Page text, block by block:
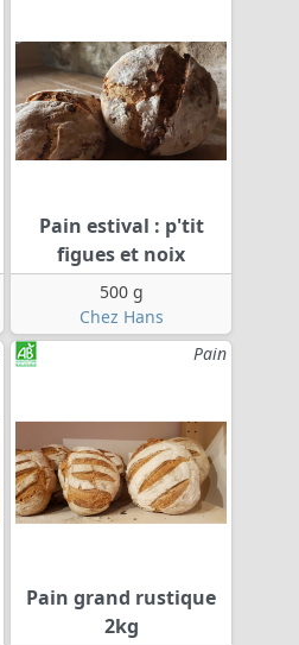
Pain estival : p'tit
figues et noix
500 g
Chez Hans
Pain
Pain grand rustique
2kg